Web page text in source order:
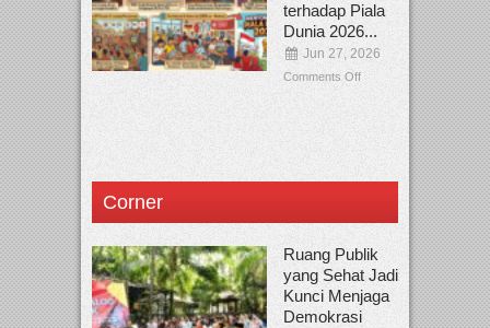
terhadap Piala
Dunia 2026...
Jun 27, 2026
Comments Off
Corner
Ruang Publik
yang Sehat Jadi
Kunci Menjaga
Demokrasi